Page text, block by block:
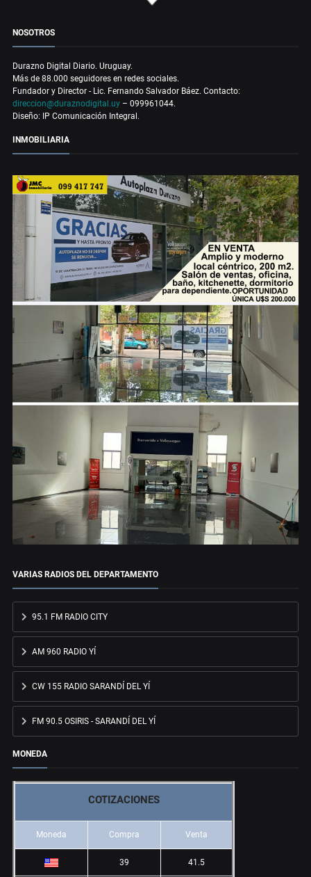
NOSOTROS
Durazno Digital Diario. Uruguay.
Más de 88.000 seguidores en redes sociales.
Fundador y Director - Lic. Fernando Salvador Báez. Contacto:
direccion@duraznodigital.uy – 099961044.
Diseño: IP Comunicación Integral.
INMOBILIARIA
VARIAS RADIOS DEL DEPARTAMENTO
95.1 FM RADIO CITY
AM 960 RADIO YÍ
CW 155 RADIO SARANDÍ DEL YÍ
FM 90.5 OSIRIS - SARANDÍ DEL YÍ
MONEDA
COTIZACIONES
Moneda Compra Venta
39 41.5